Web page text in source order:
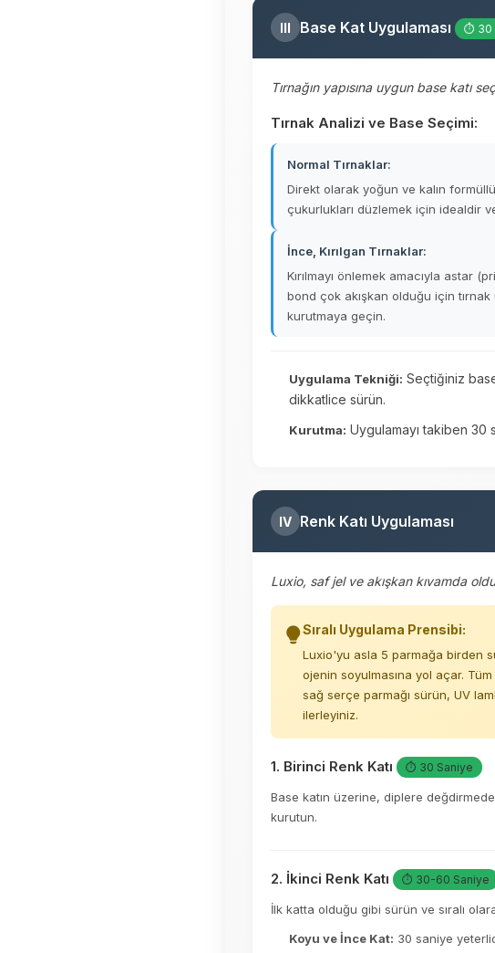
III Base Kat Uygulaması ⏱ 30
Tırnağın yapısına uygun base katı
Tırnak Analizi ve Base Seçimi:
Normal Tırnaklar:
Direkt olarak yoğun ve kalın formüllü
çukurlukları düzlemek için idealdir
İnce, Kırılgan Tırnaklar:
Kırılmayı önlemek amacıyla astar
bond çok akışkan olduğu için
kurutmaya geçin.
Uygulama Tekniği: Seçtiğiniz
dikkatlice sürün.
Kurutma: Uygulamayı takiben 30
IV Renk Katı Uygulaması
Luxio, saf jel ve akışkan kıvamda
Sıralı Uygulama Prensibi:
Luxio'yu asla 5 parmağa birden
ojenin soyulmasına yol açar.
sağ serçe parmağı sürün, UV
ilerleyiniz.
1. Birinci Renk Katı ⏱ 30 Saniye
Base katın üzerine, diplere
kurutun.
2. İkinci Renk Katı ⏱ 30-60 Saniye
İlk katta olduğu gibi sürün ve sıralı
Koyu ve İnce Kat: 30 saniye